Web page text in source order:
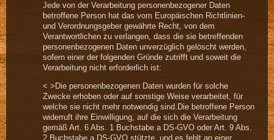
Jede von der Verarbeitung personenbezogener Daten
betroffene Person hat das vom Europäischen Richtlinien-
und Verordnungsgeber gewährte Recht, von dem
Verantwortlichen zu verlangen, dass die sie betreffenden
personenbezogenen Daten unverzüglich gelöscht werden,
sofern einer der folgenden Gründe zutrifft und soweit die
Verarbeitung nicht erforderlich ist:
< >Die personenbezogenen Daten wurden für solche
Zwecke erhoben oder auf sonstige Weise verarbeitet, für
welche sie nicht mehr notwendig sind.Die betroffene Person
widerruft ihre Einwilligung, auf die sich die Verarbeitung
gemäß Art. 6 Abs. 1 Buchstabe a DS-GVO oder Art. 9 Abs.
2 Buchstabe a DS-GVO stützte, und es fehlt an einer